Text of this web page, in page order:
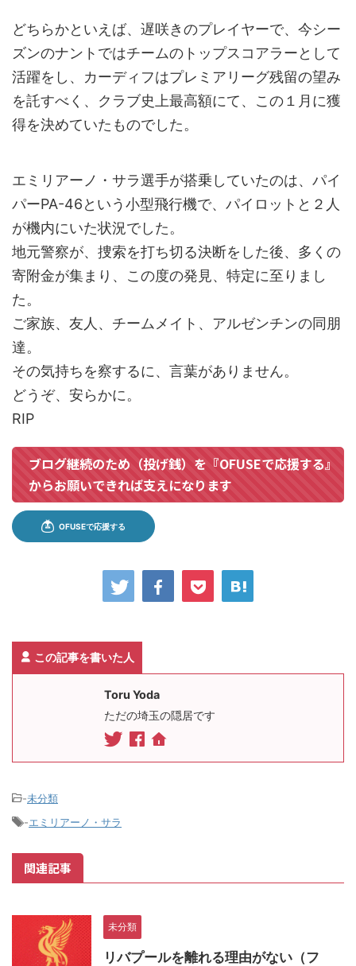
どちらかといえば、遅咲きのプレイヤーで、今シー
ズンのナントではチームのトップスコアラーとして
活躍をし、カーディフはプレミアリーグ残留の望み
を託すべく、クラブ史上最高額にて、この１月に獲
得を決めていたものでした。
エミリアーノ・サラ選手が搭乗していたのは、パイ
パーPA-46という小型飛行機で、パイロットと２人
が機内にいた状況でした。
地元警察が、捜索を打ち切る決断をした後、多くの
寄附金が集まり、この度の発見、特定に至りまし
た。
ご家族、友人、チームメイト、アルゼンチンの同朋
達。
その気持ちを察するに、言葉がありません。
どうぞ、安らかに。
RIP
ブログ継続のため（投げ銭）を『OFUSEで応援する』
からお願いできれば支えになります
この記事を書いた人
Toru Yoda
ただの埼玉の隠居です
-未分類
-エミリアーノ・サラ
関連記事
未分類
リバプールを離れる理由がない（フ